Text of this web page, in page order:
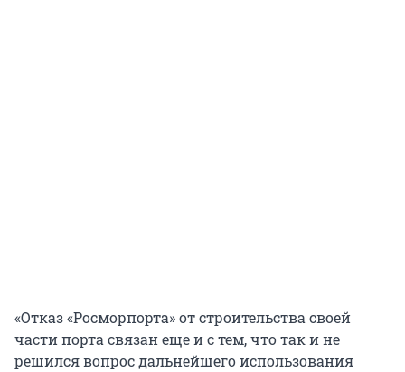
«Отказ «Росморпорта» от строительства своей
части порта связан еще и с тем, что так и не
решился вопрос дальнейшего использования